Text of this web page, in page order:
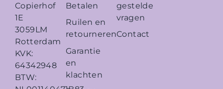
Copierhof
1E
3059LM
Rotterdam
KVK:
64342948
BTW:
Betalen
Ruilen en
retourneren
Garantie
en
klachten
gestelde
vragen
Contact